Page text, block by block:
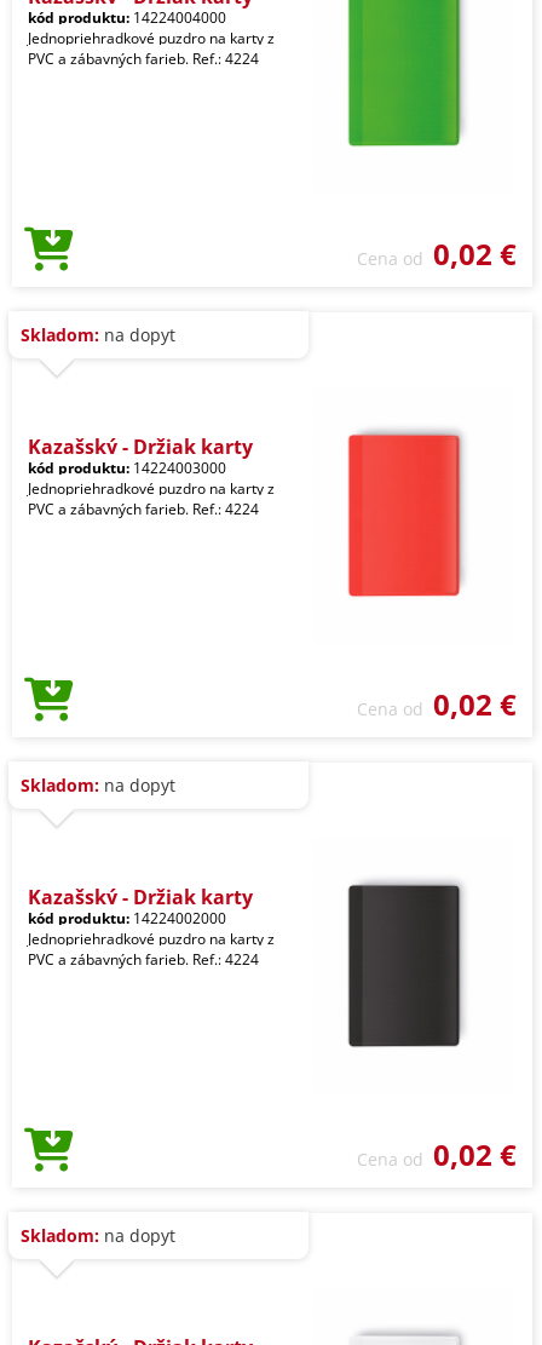
kód produktu: 14224004000
Jednopriehradkové puzdro na karty z
PVC a zábavných farieb. Ref.: 4224
Cena od 0,02 €
Skladom: na dopyt
Kazašský - Držiak karty
kód produktu: 14224003000
Jednopriehradkové puzdro na karty z
PVC a zábavných farieb. Ref.: 4224
Cena od 0,02 €
Skladom: na dopyt
Kazašský - Držiak karty
kód produktu: 14224002000
Jednopriehradkové puzdro na karty z
PVC a zábavných farieb. Ref.: 4224
Cena od 0,02 €
Skladom: na dopyt